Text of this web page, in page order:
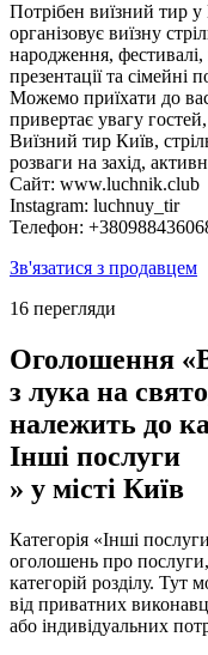
Потрібен виїзний тир
організовує виїзну
народження, фестивалі,
презентації та сімейні
Можемо приїхати до
привертає увагу гостей,
Виїзний тир Київ,
розваги на захід,
Сайт: www.luchnik.club
Instagram: luchnuy_tir
Телефон:
Зв'язатися з продавцем
16 перегляди
Оголошення
з лука на
належить до
Інші послуги
» у місті Київ
Категорія «Інші
оголошень про
категорій розділу. Тут
від приватних
або індивідуальних